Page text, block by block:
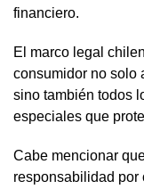
financiero.
El marco legal
consumidor no solo
sino también todos
especiales que
Cabe mencionar
responsabilidad por